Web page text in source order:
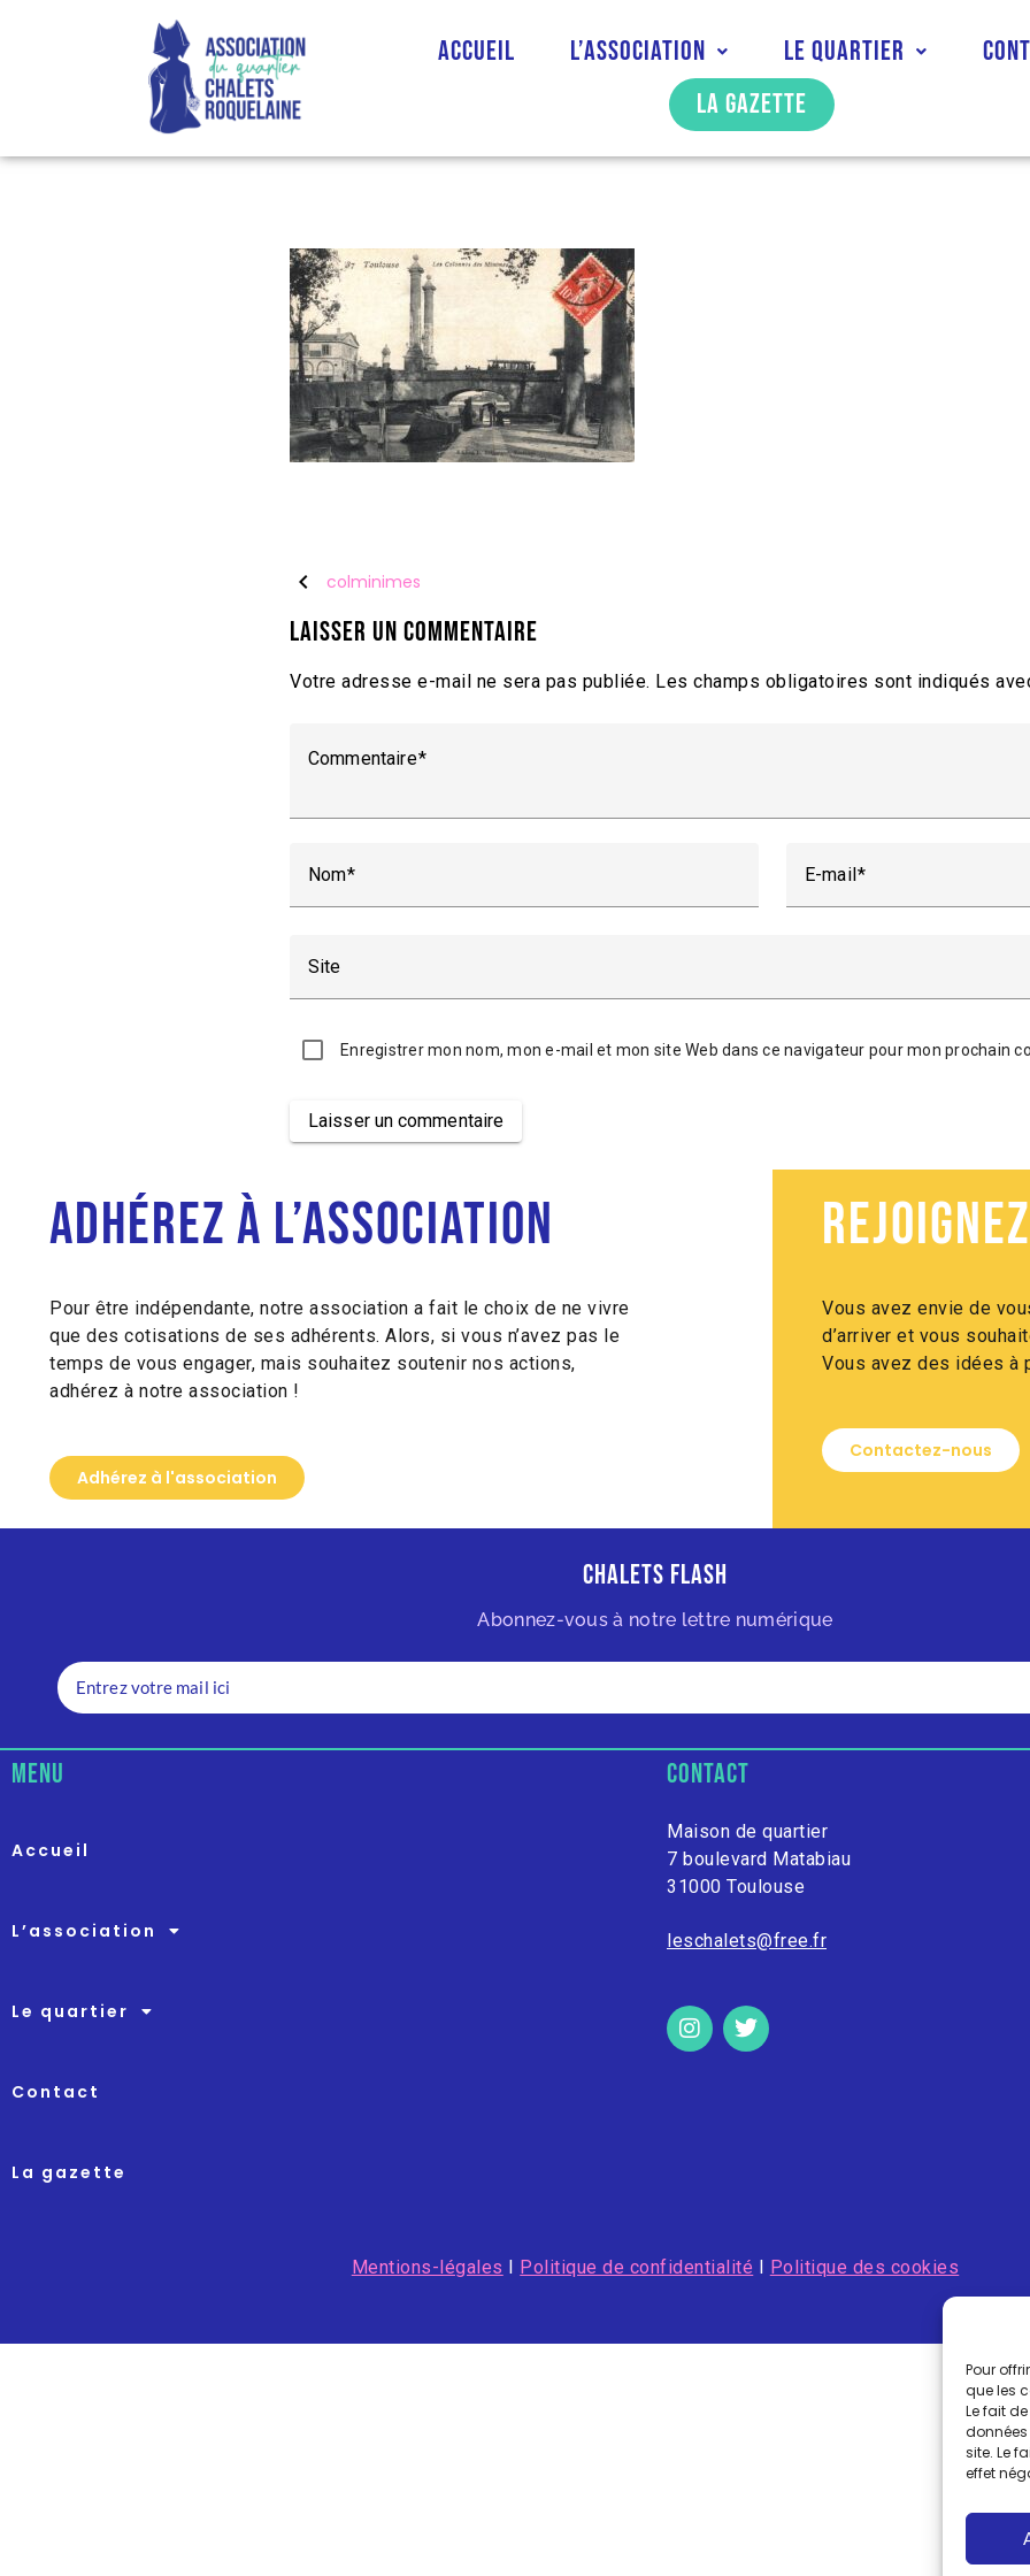
Pour
que les
Le fait
site. Le
effet
Accueil L’association Le quartier
La gazette
chevron_left colminimes
Laisser un commentaire
Votre adresse e-mail ne sera pas publiée. Les champs obligatoires sont indiqués
Commentaire
Nom E-mail
Site
Enregistrer mon nom, mon e-mail et mon site Web dans ce navigateur pour mon prochain
Laisser un commentaire
Adhérez à l’association
Pour être indépendante, notre association a fait le choix de ne vivre
que des cotisations de ses adhérents. Alors, si vous n’avez pas le
temps de vous engager, mais souhaitez soutenir nos actions,
adhérez à notre association !
Adhérez à l'association
Vous avez envie de
d’arriver et vous
Vous avez des idées à
Contactez-nous
Chalets Flash
Abonnez-vous à notre lettre numérique
menu
Accueil
L’association
Le quartier
Contact
La gazette
contact
Maison de quartier
7 boulevard Matabiau
31000 Toulouse
leschalets@free.fr
Mentions-légales Politique de confidentialité Politique des cookies